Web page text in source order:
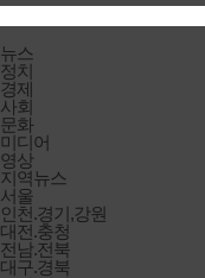
검색창
열기/
닫기
전체메뉴
닫기
뉴스
정치
경제
사회
문화
미디어
영상
지역뉴스
서울
인천.경기,강원
대전.충청
전남.전북
대구.경북